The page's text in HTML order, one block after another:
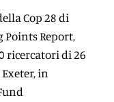
Cop 28 di
Report,
ricercatori di 26
in